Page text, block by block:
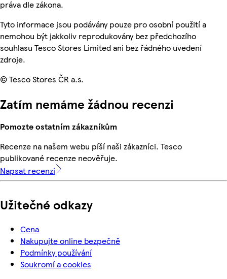
práva dle zákona.
Tyto informace jsou podávány pouze pro osobní použití a
nemohou být jakkoliv reprodukovány bez předchozího
souhlasu Tesco Stores Limited ani bez řádného uvedení
zdroje.
© Tesco Stores ČR a.s.
Zatím nemáme žádnou recenzi
Pomozte ostatním zákazníkům
Recenze na našem webu píší naši zákazníci. Tesco
publikované recenze neověřuje.
Napsat recenzi
Užitečné odkazy
Cena
Nakupujte online bezpečně
Podmínky používání
Soukromí a cookies